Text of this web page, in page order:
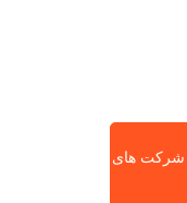
های